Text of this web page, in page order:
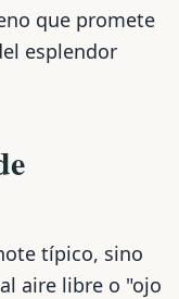
que promete
esplendor
típico, sino
aire libre o "ojo